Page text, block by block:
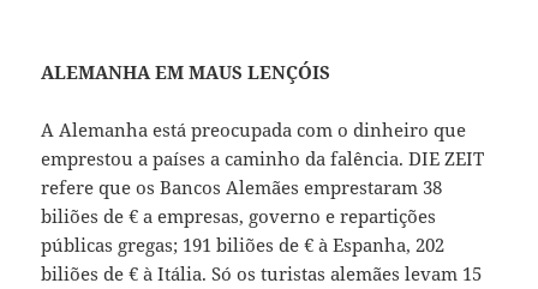
ALEMANHA EM MAUS LENÇÓIS
A Alemanha está preocupada com o dinheiro que
emprestou a países a caminho da falência. DIE ZEIT
refere que os Bancos Alemães emprestaram 38
biliões de € a empresas, governo e repartições
públicas gregas; 191 biliões de € à Espanha, 202
biliões de € à Itália. Só os turistas alemães levam 15